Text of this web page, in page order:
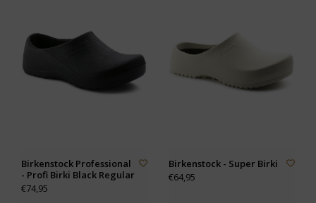
Birkenstock Professional
- Profi Birki Black Regular
€74,95
Birkenstock - Super Birki
€64,95